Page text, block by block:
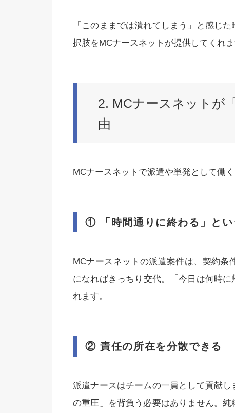
「このままでは潰れてしまう」と感じた
択肢をMCナースネットが提供してくれま
2. MCナースネットが
由
MCナースネットで派遣や単発として働
① 「時間通りに終わる」とい
MCナースネットの派遣案件は、契約条
になればきっちり交代。「今日は何時
れます。
② 責任の所在を分散できる
派遣ナースはチームの一員として貢献
の重圧」を背負う必要はありません。